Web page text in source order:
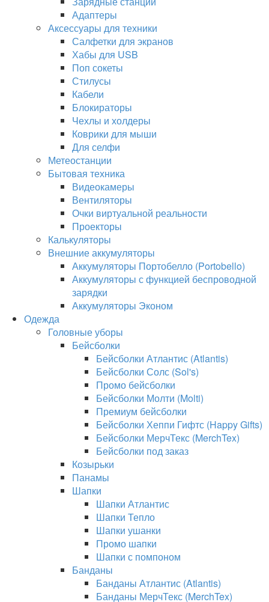
Адаптеры
Аксессуары для техники
Салфетки для экранов
Хабы для USB
Поп сокеты
Стилусы
Кабели
Блокираторы
Чехлы и холдеры
Коврики для мыши
Для селфи
Метеостанции
Бытовая техника
Видеокамеры
Вентиляторы
Очки виртуальной реальности
Проекторы
Калькуляторы
Внешние аккумуляторы
Аккумуляторы Портобелло (Portobello)
Аккумуляторы с функцией беспроводной
зарядки
Аккумуляторы Эконом
Одежда
Головные уборы
Бейсболки
Бейсболки Атлантис (Atlantis)
Бейсболки Солс (Sol's)
Промо бейсболки
Бейсболки Молти (Molti)
Премиум бейсболки
Бейсболки Хеппи Гифтс (Happy Gifts)
Бейсболки МерчТекс (MerchTex)
Бейсболки под заказ
Козырьки
Панамы
Шапки
Шапки Атлантис
Шапки Тепло
Шапки ушанки
Промо шапки
Шапки с помпоном
Банданы
Банданы Атлантис (Atlantis)
Банданы МерчТекс (MerchTex)